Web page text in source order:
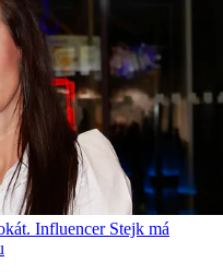
Influencer Stejk má